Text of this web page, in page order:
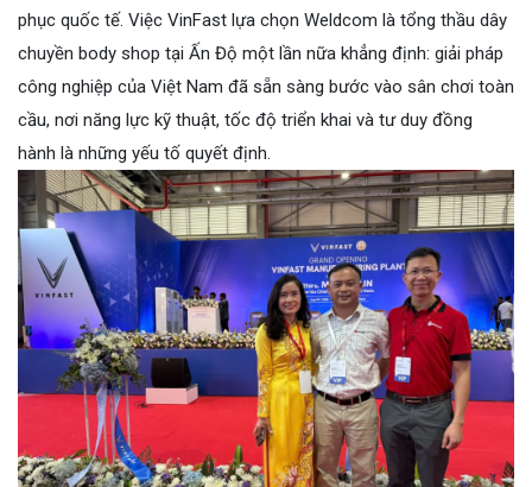
phục quốc tế. Việc VinFast lựa chọn Weldcom là tổng thầu dây
chuyền body shop tại Ấn Độ một lần nữa khẳng định: giải pháp
công nghiệp của Việt Nam đã sẵn sàng bước vào sân chơi toàn
cầu, nơi năng lực kỹ thuật, tốc độ triển khai và tư duy đồng
hành là những yếu tố quyết định.